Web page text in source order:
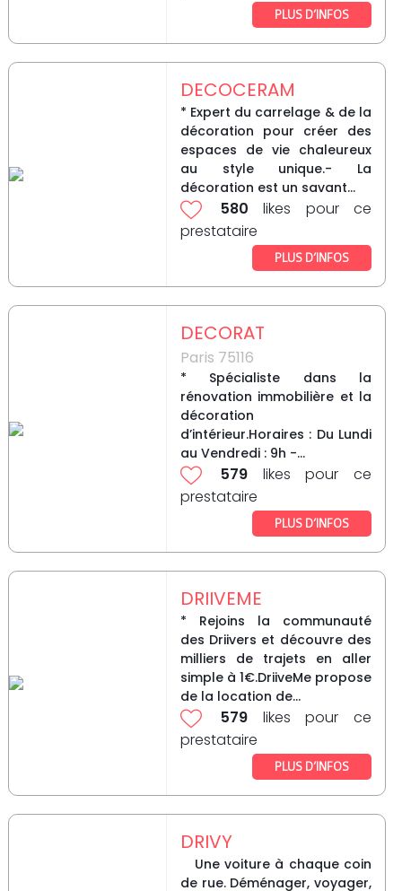
PLUS D’INFOS
DECOCERAM
* Expert du carrelage & de la
décoration pour créer des
espaces de vie chaleureux
au style unique.- La
décoration est un savant...
580 likes pour ce
prestataire
PLUS D’INFOS
DECORAT
Paris 75116
* Spécialiste dans la
rénovation immobilière et la
décoration
d’intérieur.Horaires : Du Lundi
au Vendredi : 9h -...
579 likes pour ce
prestataire
PLUS D’INFOS
DRIIVEME
* Rejoins la communauté
des Driivers et découvre des
milliers de trajets en aller
simple à 1€.DriiveMe propose
de la location de...
579 likes pour ce
prestataire
PLUS D’INFOS
DRIVY
Une voiture à chaque coin
de rue. Déménager, voyager,